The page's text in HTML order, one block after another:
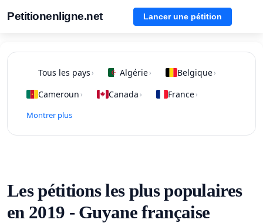
Petitionenligne.net Lancer une pétition
Tous les pays › Algérie› Belgique›
Cameroun › Canada › France›
Montrer plus
Les pétitions les plus populaires
en 2019 - Guyane française